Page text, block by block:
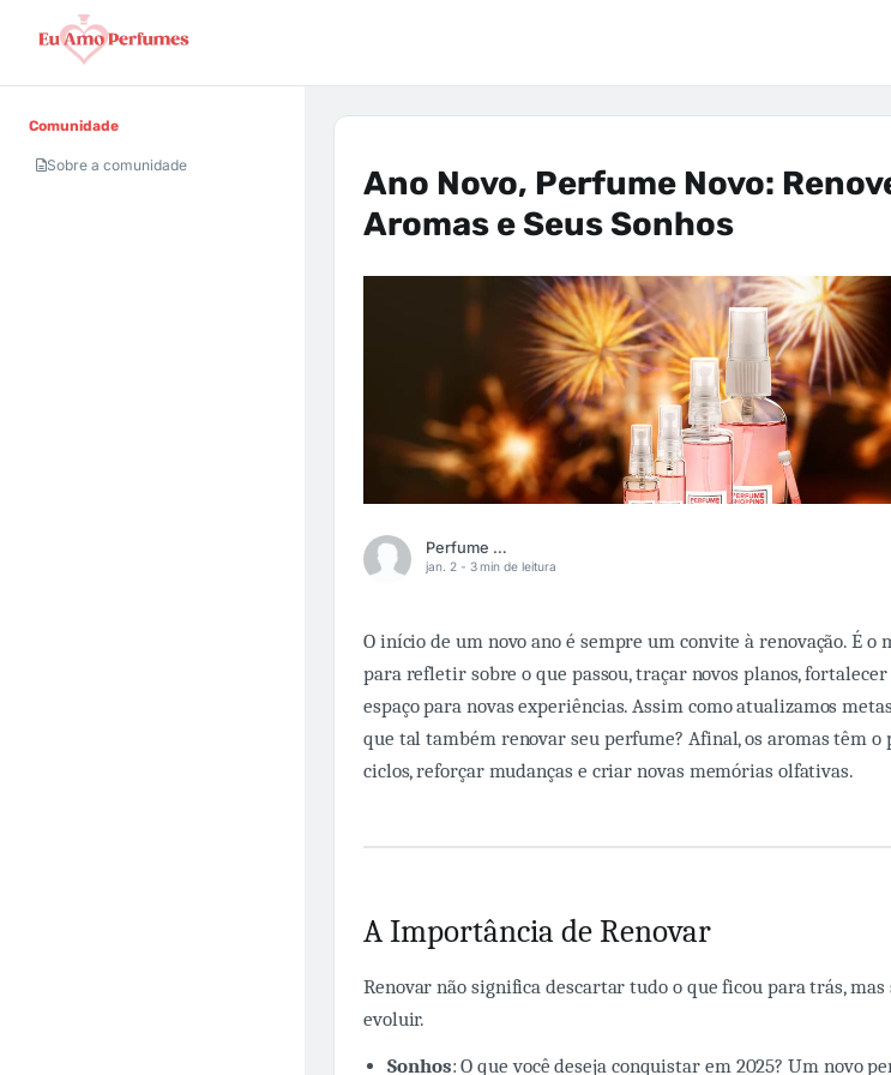
Comunidade
Sobre a comunidade
Ano Novo, Perfume Novo:
Aromas e Seus Sonhos
Perfume Shopping
jan. 2 - 3 min de leitura
O início de um novo ano é sempre um convite à renovação. É o
para refletir sobre o que passou, traçar novos planos,
espaço para novas experiências. Assim como atualizamos
que tal também renovar seu perfume? Afinal, os aromas têm o
ciclos, reforçar mudanças e criar novas memórias olfativas.
A Importância de Renovar
Renovar não significa descartar tudo o que ficou para trás,
evoluir.
Sonhos: O que você deseja conquistar em 2025? Um novo